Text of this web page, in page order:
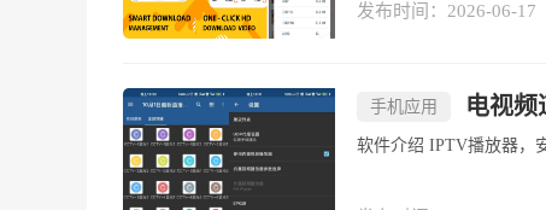
发布时间：2026-06-17
手机应用 电视频
软件介绍 IPTV播